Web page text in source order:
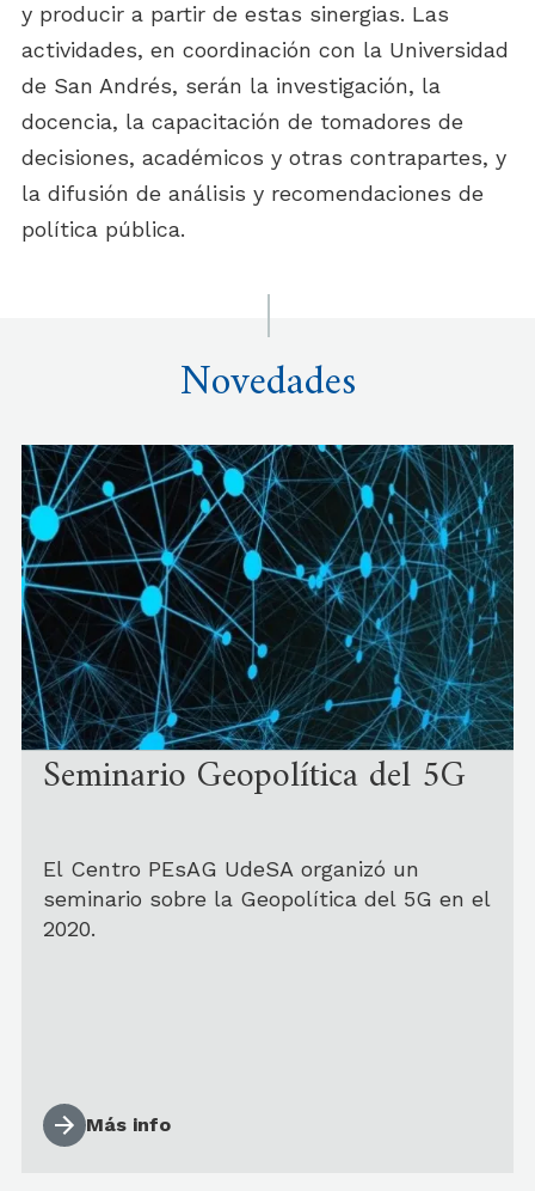
y producir a partir de estas sinergias. Las
actividades, en coordinación con la Universidad
de San Andrés, serán la investigación, la
docencia, la capacitación de tomadores de
decisiones, académicos y otras contrapartes, y
la difusión de análisis y recomendaciones de
política pública.
Novedades
Seminario Geopolítica del 5G
El Centro PEsAG UdeSA organizó un
seminario sobre la Geopolítica del 5G en el
2020.
Más info